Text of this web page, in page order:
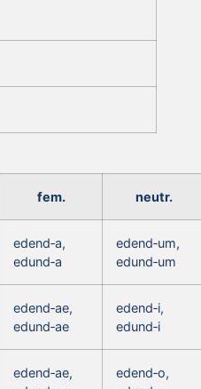
fem. neutr.
edend‑a,
edund‑a
edend‑um,
edund‑um
edend‑ae,
edund‑ae
edend‑i,
edund‑i
edend‑ae,
edend‑o,